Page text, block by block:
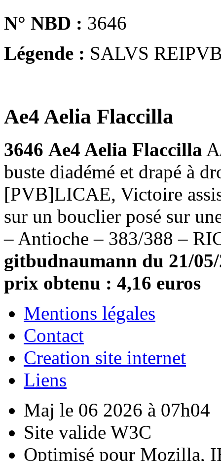
N° NBD : 3646
Légende : SALVS
Ae4 Aelia Flaccilla
3646 Ae4 Aelia Flaccilla
buste diadémé et drapé à
[PVB]LICAE, Victoire
sur un bouclier posé sur
– Antioche – 383/388 –
gitbudnaumann du 21/
prix obtenu : 4,16 euros
Mentions légales
Contact
Creation site internet
Liens
Maj le 06 2026 à 07h04
Site valide W3C
Optimisé pour Mozilla,